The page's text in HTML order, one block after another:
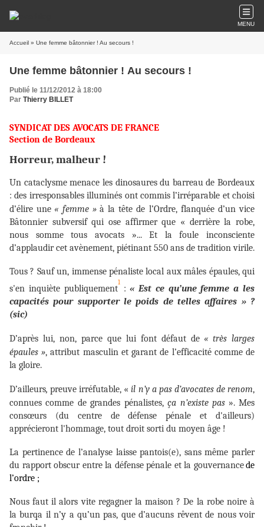
MENU
Accueil » Une femme bâtonnier ! Au secours !
Une femme bâtonnier ! Au secours !
Publié le 11/12/2012 à 18:00
Par Thierry BILLET
SYNDICAT DES AVOCATS DE FRANCE
Section de Bordeaux
Horreur, malheur !
Un cataclysme menace les dinosaures du barreau de Bordeaux
: des irresponsables illuminés ont commis l’irréparable et choisi
d’élire une « femme » à la tête de l’Ordre, flanquée d’un vice
Bâtonnier subversif qui ose affirmer que « derrière la robe,
nous somme tous avocats »... Et la foule inconsciente
d’applaudir cet avènement, piétinant 550 ans de tradition virile.
Tous ? Sauf un, immense pénaliste local aux mâles épaules, qui
s'en inquiète publiquement
1
: « Est ce qu’une femme a les
capacités pour supporter le poids de telles affaires » ?
(sic)
D’après lui, non, parce que lui font défaut de « très larges
épaules », attribut masculin et garant de l’efficacité comme de
la gloire.
D’ailleurs, preuve irréfutable, « il n’y a pas d’avocates de renom,
connues comme de grandes pénalistes, ça n’existe pas ». Mes
consœurs (du centre de défense pénale et d'ailleurs)
apprécieront l'hommage, tout droit sorti du moyen âge !
La pertinence de l’analyse laisse pantois(e), sans même parler
du rapport obscur entre la défense pénale et la gouvernancede
l’ordre ;
Nous faut il alors vite regagner la maison ? De la robe noire à
la burqa il n’y a qu’un pas, que d’aucuns rêvent de nous voir